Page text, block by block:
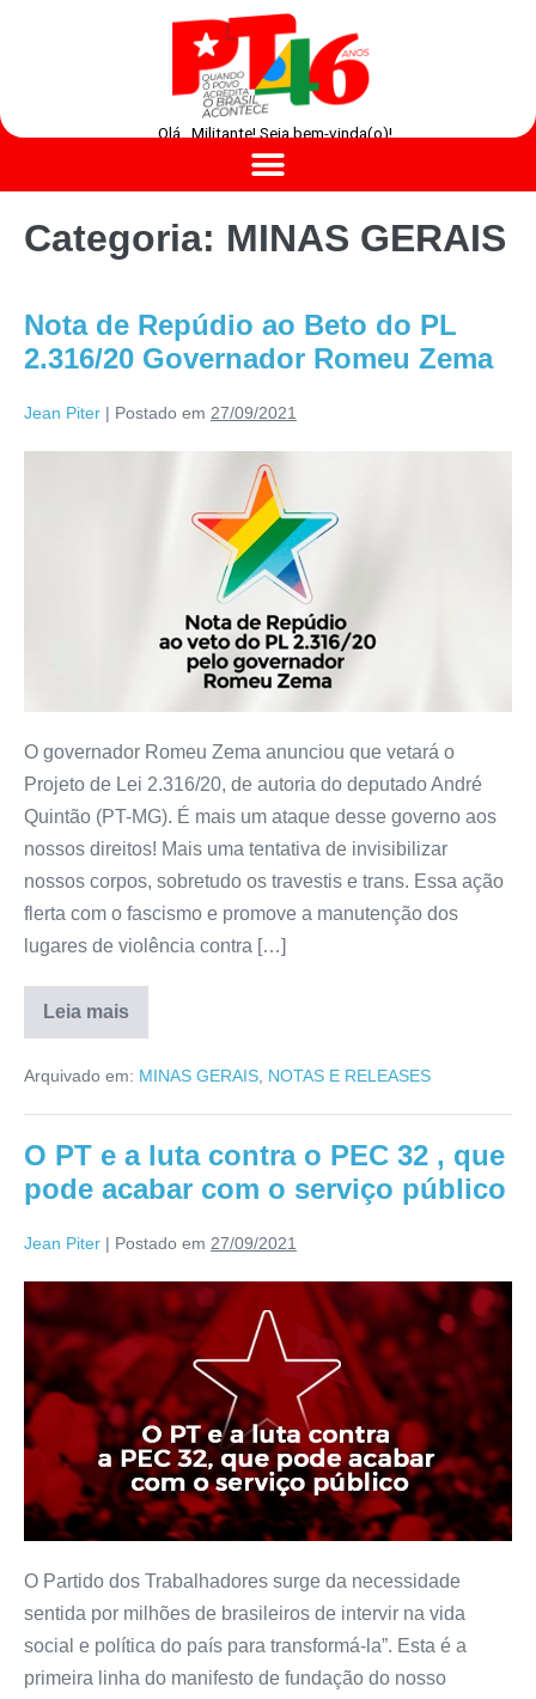
Olá , Militante! Seja bem-vinda(o)!
Categoria: MINAS GERAIS
Nota de Repúdio ao Beto do PL
2.316/20 Governador Romeu Zema
Jean Piter | Postado em 27/09/2021
O governador Romeu Zema anunciou que vetará o
Projeto de Lei 2.316/20, de autoria do deputado André
Quintão (PT-MG). É mais um ataque desse governo aos
nossos direitos! Mais uma tentativa de invisibilizar
nossos corpos, sobretudo os travestis e trans. Essa ação
flerta com o fascismo e promove a manutenção dos
lugares de violência contra […]
Leia mais
Arquivado em: MINAS GERAIS NOTAS E RELEASES
O PT e a luta contra o PEC 32 , que
pode acabar com o serviço público
Jean Piter | Postado em 27/09/2021
O Partido dos Trabalhadores surge da necessidade
sentida por milhões de brasileiros de intervir na vida
social e política do país para transformá-la”. Esta é a
primeira linha do manifesto de fundação do nosso